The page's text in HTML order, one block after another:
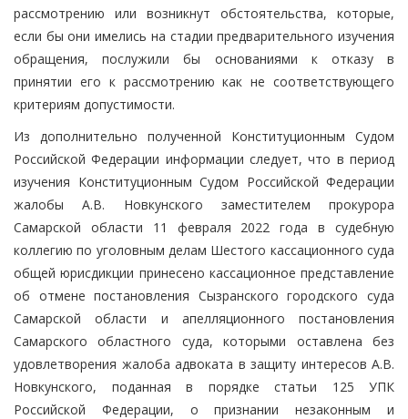
рассмотрению или возникнут обстоятельства, которые,
если бы они имелись на стадии предварительного изучения
обращения, послужили бы основаниями к отказу в
принятии его к рассмотрению как не соответствующего
критериям допустимости.
Из дополнительно полученной Конституционным Судом
Российской Федерации информации следует, что в период
изучения Конституционным Судом Российской Федерации
жалобы А.В. Новкунского заместителем прокурора
Самарской области 11 февраля 2022 года в судебную
коллегию по уголовным делам Шестого кассационного суда
общей юрисдикции принесено кассационное представление
об отмене постановления Сызранского городского суда
Самарской области и апелляционного постановления
Самарского областного суда, которыми оставлена без
удовлетворения жалоба адвоката в защиту интересов А.В.
Новкунского, поданная в порядке статьи 125 УПК
Российской Федерации, о признании незаконным и